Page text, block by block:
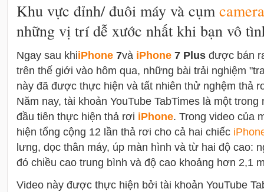
Khu vực đỉnh/ đuôi máy và cụm camera
những vị trí dễ xước nhất khi bạn vô
Ngay sau khiiPhone 7và iPhone 7 Plus được bán
trên thế giới vào hôm qua, những bài trải nghiệm
này đã được thực hiện và tất nhiên thử nghệm thả
Năm nay, tài khoản YouTube TabTimes là một
đầu tiên thực hiện thả rơi iPhone. Trong video của
hiện tổng cộng 12 lần thả rơi cho cả hai chiếc i
lưng, dọc thân máy, úp màn hình và từ hai độ cao:
đó chiều cao trung bình và độ cao khoảng hơn 2,1
Video này được thực hiện bởi tài khoản YouTube